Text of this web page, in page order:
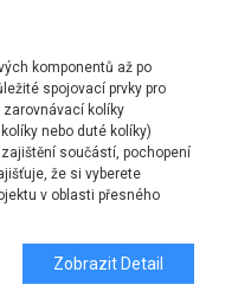
komponentů až po
spojovací prvky pro
zarovnávací kolíky
nebo duté kolíky)
součástí, pochopení
že si vyberete
v oblasti přesného
Zobrazit Detail